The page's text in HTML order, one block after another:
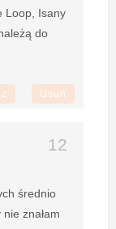
Loop, Isany
do
Usuń
średnio
znałam